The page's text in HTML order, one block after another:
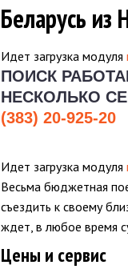
Беларусь из
Идет загрузка модуля
ПОИСК
НЕСКОЛЬКО
(383) 20-925-20
Идет загрузка модуля
Весьма бюджетная
съездить к своему
ждет, в любое время
Цены и сервис